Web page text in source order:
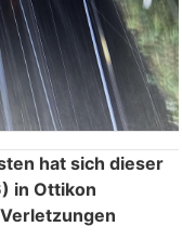
hat sich dieser
in Ottikon